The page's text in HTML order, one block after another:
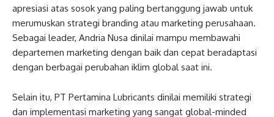
apresiasi atas sosok yang paling bertanggung jawab untuk
merumuskan strategi branding atau marketing perusahaan.
Sebagai leader, Andria Nusa dinilai mampu membawahi
departemen marketing dengan baik dan cepat beradaptasi
dengan berbagai perubahan iklim global saat ini.
Selain itu, PT Pertamina Lubricants dinilai memiliki strategi
dan implementasi marketing yang sangat global-minded